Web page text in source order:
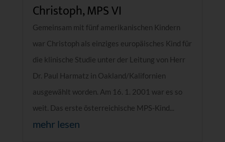
Christoph, MPS VI
Gemeinsam mit fünf amerikanischen Kindern
war Christoph als einziges europäisches Kind für
die klinische Studie unter der Leitung von Herr
Dr. Paul Harmatz in Oakland/Kalifornien
ausgewählt worden. Am 16. 1. 2001 war es so
weit. Das erste österreichische MPS-Kind...
mehr lesen